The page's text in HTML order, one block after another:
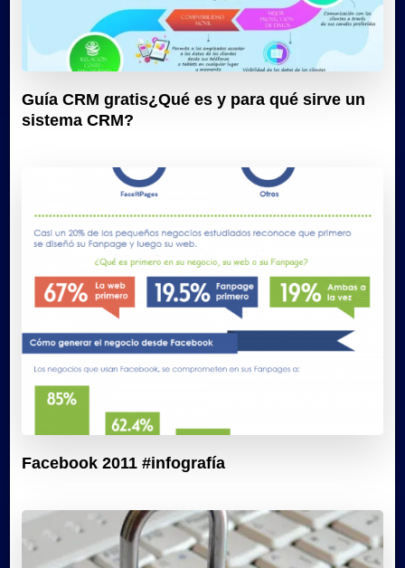
Guía CRM gratis¿Qué es y para qué sirve un
sistema CRM?
Facebook 2011 #infografía